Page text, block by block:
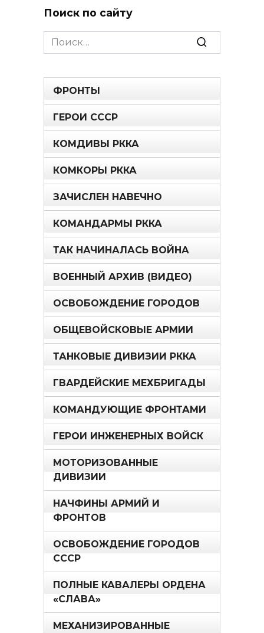
Поиск по сайту
Search
for:
ФРОНТЫ
ГЕРОИ СССР
КОМДИВЫ РККА
КОМКОРЫ РККА
ЗАЧИСЛЕН НАВЕЧНО
КОМАНДАРМЫ РККА
ТАК НАЧИНАЛАСЬ ВОЙНА
ВОЕННЫЙ АРХИВ (ВИДЕО)
ОСВОБОЖДЕНИЕ ГОРОДОВ
ОБЩЕВОЙСКОВЫЕ АРМИИ
ТАНКОВЫЕ ДИВИЗИИ РККА
ГВАРДЕЙСКИЕ МЕХБРИГАДЫ
КОМАНДУЮЩИЕ ФРОНТАМИ
ГЕРОИ ИНЖЕНЕРНЫХ ВОЙСК
МОТОРИЗОВАННЫЕ
ДИВИЗИИ
НАЧФИНЫ АРМИЙ И
ФРОНТОВ
ОСВОБОЖДЕНИЕ ГОРОДОВ
СССР
ПОЛНЫЕ КАВАЛЕРЫ ОРДЕНА
«СЛАВА»
МЕХАНИЗИРОВАННЫЕ